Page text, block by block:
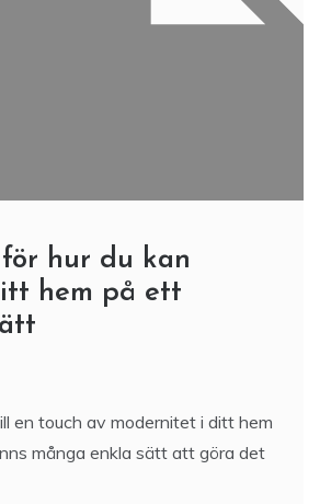
hur du kan
hem på ett
en touch av modernitet i ditt hem
många enkla sätt att göra det